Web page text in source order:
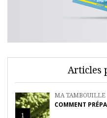
Articles
1
MA TAMBOUILLE
COMMENT